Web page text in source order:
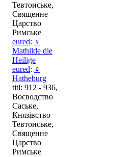
Тевтонське,
Священне
Царство
Римське
eured: ♀
Mathilde die
Heilige
eured: ♀
Hatheburg
titl: 912 - 936,
Воєводство
Саське,
Князівство
Тевтонське,
Священне
Царство
Римське